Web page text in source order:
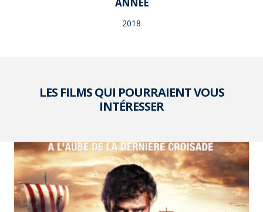
2018
LES FILMS QUI POURRAIENT VOUS
INTÉRESSER